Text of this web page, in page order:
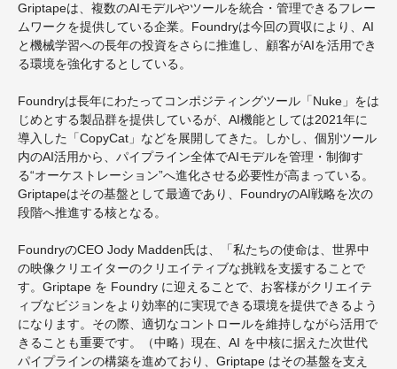
Griptapeは、複数のAIモデルやツールを統合・管理できるフレー
ムワークを提供している企業。Foundryは今回の買収により、AI
と機械学習への長年の投資をさらに推進し、顧客がAIを活用でき
る環境を強化するとしている。
Foundryは長年にわたってコンポジティングツール「Nuke」をは
じめとする製品群を提供しているが、AI機能としては2021年に
導入した「CopyCat」などを展開してきた。しかし、個別ツール
内のAI活用から、パイプライン全体でAIモデルを管理・制御す
る“オーケストレーション”へ進化させる必要性が高まっている。
Griptapeはその基盤として最適であり、FoundryのAI戦略を次の
段階へ推進する核となる。
FoundryのCEO Jody Madden氏は、「私たちの使命は、世界中
の映像クリエイターのクリエイティブな挑戦を支援することで
す。Griptape を Foundry に迎えることで、お客様がクリエイテ
ィブなビジョンをより効率的に実現できる環境を提供できるよう
になります。その際、適切なコントロールを維持しながら活用で
きることも重要です。（中略）現在、AI を中核に据えた次世代
パイプラインの構築を進めており、Griptape はその基盤を支え